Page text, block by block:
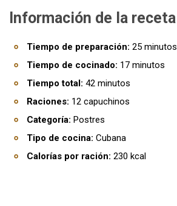
Información de la receta
Tiempo de preparación: 25 minutos
Tiempo de cocinado: 17 minutos
Tiempo total: 42 minutos
Raciones: 12 capuchinos
Categoría: Postres
Tipo de cocina: Cubana
Calorías por ración: 230 kcal